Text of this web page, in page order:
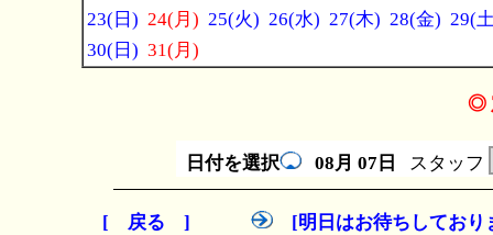
23(日) 24(月) 25(火) 26(水) 27(木) 28(金) 29(
30(日) 31(月)
◎
日付を選択 08月 07日 スタッフ
[ 戻る ] [明日はお待ちしてお